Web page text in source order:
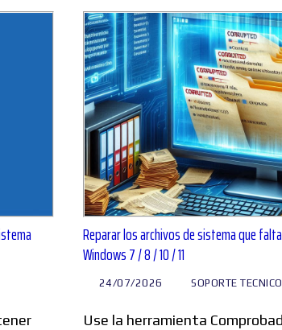
Reparar los archivos de sistema que
Windows 7 / 8 / 10 / 11
24/07/2026 SOPORTE TECNICO
Use la herramienta